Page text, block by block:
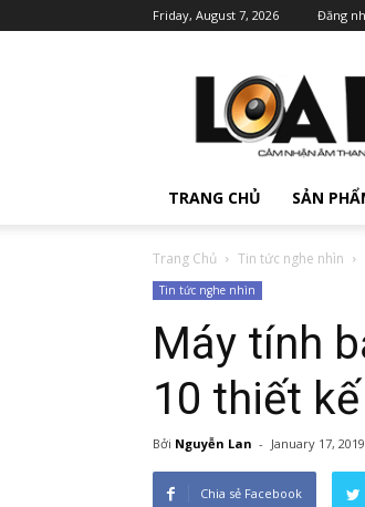
Friday, August 7, 2026 Đăng
TRANG CHỦ SẢN
Trang Chủ Tin tức nghe nhìn
Tin tức nghe nhìn
Máy tính
10 thiết
Bởi Nguyễn Lan - January 17, 2019
Chia sẻ Facebook